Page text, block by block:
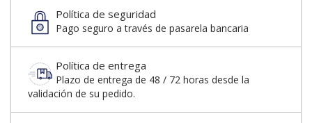
Política de seguridad
Pago seguro a través de pasarela bancaria
Política de entrega
Plazo de entrega de 48 / 72 horas desde la
validación de su pedido.